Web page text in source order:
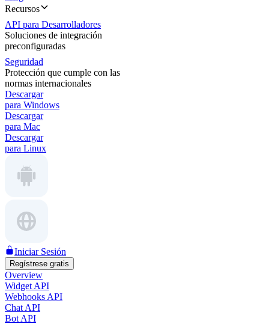
Recursos
API para Desarrolladores
Soluciones de integración
preconfiguradas
Seguridad
Protección que cumple con las
normas internacionales
Descargar
para Windows
Descargar
para Mac
Descargar
para Linux
Iniciar Sesión
Regístrese gratis
Overview
Widget API
Webhooks API
Chat API
Bot API